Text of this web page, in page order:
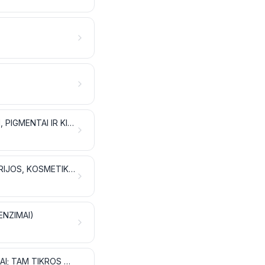
RAUGINIMO ARBA DAŽYMO EKSTRAKTAI; TANINAI IR JŲ DARINIAI; DAŽIKLIAI, PIGMENTAI IR KITOS DAŽIOSIOS MEDŽIAGOS; DAŽAI IR LAKAI; GLAISTAI IR KITOS MASTIKOS; RAŠALAI
ETERINIAI ALIEJAI IR KVAPIEJI DERVŲ EKSTRAKTAI (REZINOIDAI); PARFUMERIJOS, KOSMETIKOS IR TUALETINĖS PRIEMONĖS
SPROGMENYS; PIROTECHNIKOS GAMINIAI; DEGTUKAI; PIROFORINIAI LYDINIAI; TAM TIKROS DEGIOSIOS MEDŽIAGOS